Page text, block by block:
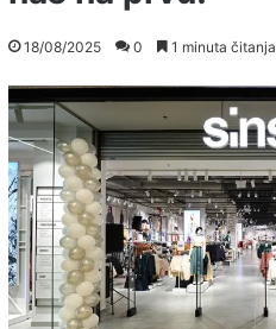
18/08/2025 0 1 minuta čitanja